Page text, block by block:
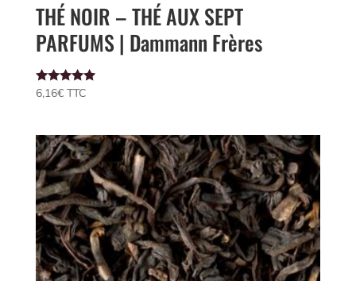
THÉ NOIR – THÉ AUX SEPT
PARFUMS | Dammann Frères
Note
6,16€ TTC